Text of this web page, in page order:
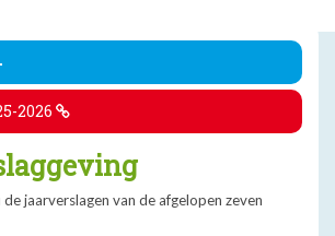
2026
jaarverslagen van de afgelopen zeven